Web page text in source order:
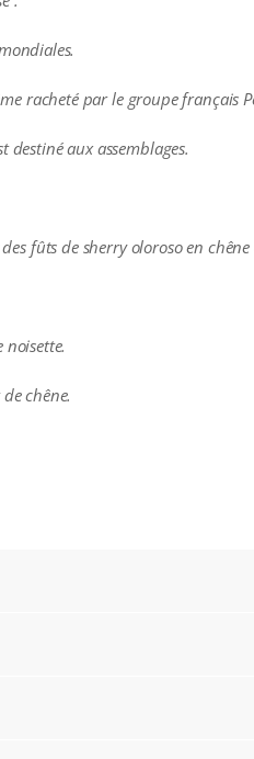
racheté par le groupe français
destiné aux assemblages.
fûts de sherry oloroso en chêne
noisette.
chêne.